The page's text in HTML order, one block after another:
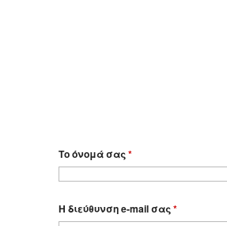
Το όνομά σας*
Η διεύθυνση e-mail σας*